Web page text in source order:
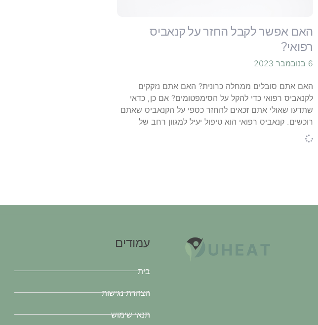
האם אפשר לקבל החזר על קנאביס
רפואי?
6 בנובמבר 2023
האם אתם סובלים ממחלה כרונית? האם אתם נזקקים
לקנאביס רפואי כדי להקל על הסימפטומים? אם כן, כדאי
שתדעו שאולי אתם זכאים להחזר כספי על הקנאביס שאתם
רוכשים. קנאביס רפואי הוא טיפול יעיל למגוון רחב של
עמודים
בית
הצהרת נגישות
תנאי שימוש